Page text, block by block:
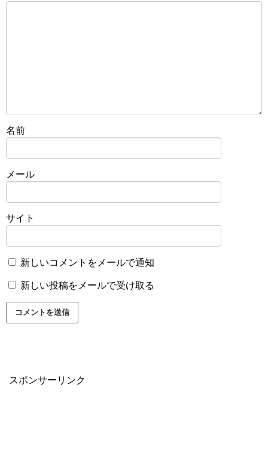
名前
メール
サイト
新しいコメントをメールで通知
新しい投稿をメールで受け取る
スポンサーリンク